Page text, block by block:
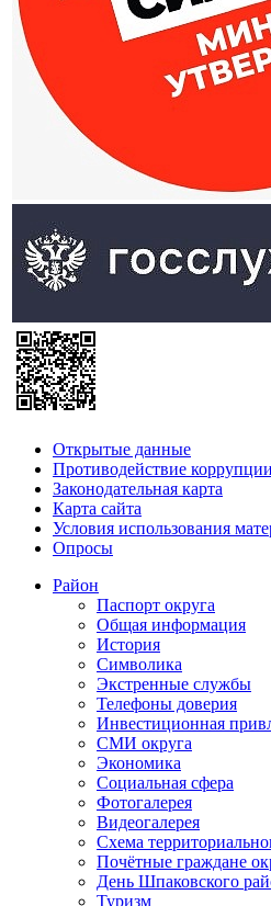
Открытые данные
Противодействие коррупции
Законодательная карта
Карта сайта
Условия использования
Опросы
Район
Паспорт округа
Общая информация
История
Символика
Экстренные службы
Телефоны доверия
Инвестиционная
СМИ округа
Экономика
Социальная сфера
Фотогалерея
Видеогалерея
Схема
Почётные граждане
День Шпаковского
Туризм